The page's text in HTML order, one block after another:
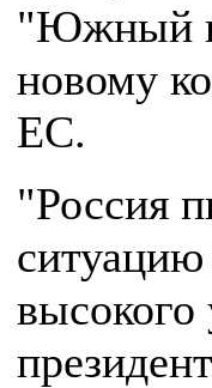
"Южный
новому
ЕС.
"Россия
ситуацию
высокого